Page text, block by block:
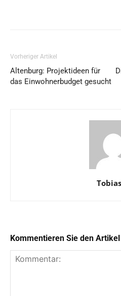
Vorheriger Artikel
Altenburg: Projektideen für
das Einwohnerbudget gesucht
Kommentieren Sie den Artikel